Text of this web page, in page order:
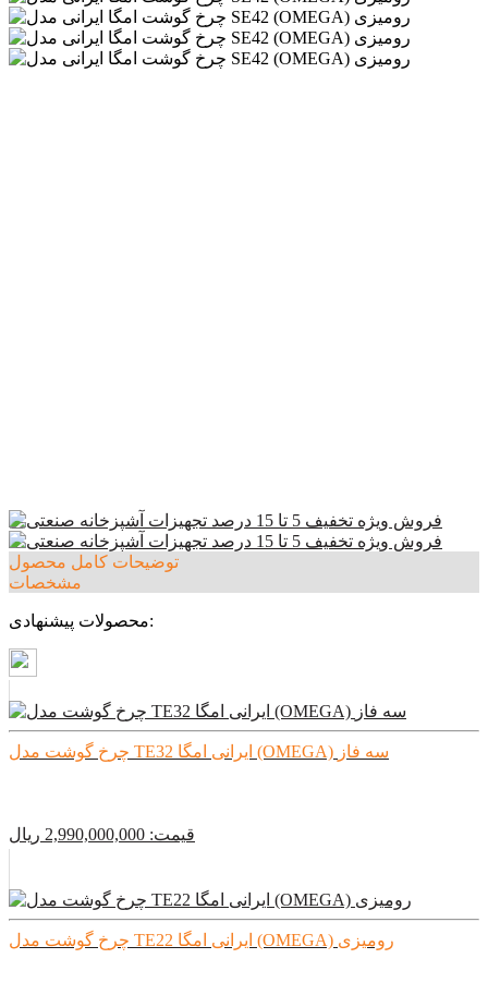
توضیحات کامل محصول
مشخصات
محصولات پیشنهادی:
چرخ گوشت مدل TE32 ایرانی امگا (OMEGA) سه فاز
قیمت: 2,990,000,000 ريال
چرخ گوشت مدل TE22 ایرانی امگا (OMEGA) رومیزی